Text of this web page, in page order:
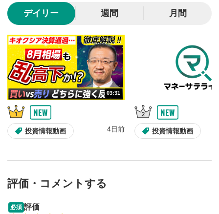
10秒、動画を巻き戻し/早送りします。
シークバー
再生位置を示しています。再生したい位置をクリック
するとその位置から動画が再生されます。
6
画質/再生速度の設定
画質の選択/再生速度の変更ができます。
7
音量調整
スライダーを上下すると音量が調整できます。
8
全画面表示
デイリー 週間 月間
03:31
投資情報動画 4日前 投資情報動画
評価・コメントする
必須 評価